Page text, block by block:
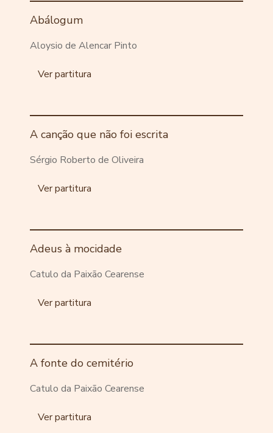
Abálogum
Aloysio de Alencar Pinto
Ver partitura
A canção que não foi escrita
Sérgio Roberto de Oliveira
Ver partitura
Adeus à mocidade
Catulo da Paixão Cearense
Ver partitura
A fonte do cemitério
Catulo da Paixão Cearense
Ver partitura